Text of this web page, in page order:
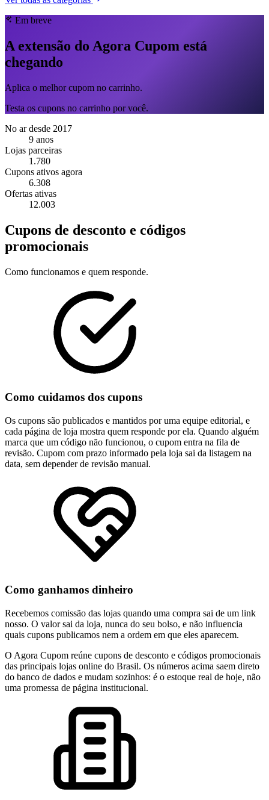
Em breve
A extensão do Agora Cupom está
chegando
Aplica o melhor cupom no carrinho.
Testa os cupons no carrinho por você.
No ar desde 2017
9 anos
Lojas parceiras
1.780
Cupons ativos agora
6.308
Ofertas ativas
12.003
Cupons de desconto e códigos
promocionais
Como funcionamos e quem responde.
Como cuidamos dos cupons
Os cupons são publicados e mantidos por uma equipe editorial, e
cada página de loja mostra quem responde por ela. Quando alguém
marca que um código não funcionou, o cupom entra na fila de
revisão. Cupom com prazo informado pela loja sai da listagem na
data, sem depender de revisão manual.
Como ganhamos dinheiro
Recebemos comissão das lojas quando uma compra sai de um link
nosso. O valor sai da loja, nunca do seu bolso, e não influencia
quais cupons publicamos nem a ordem em que eles aparecem.
O Agora Cupom reúne cupons de desconto e códigos promocionais
das principais lojas online do Brasil. Os números acima saem direto
do banco de dados e mudam sozinhos: é o estoque real de hoje, não
uma promessa de página institucional.